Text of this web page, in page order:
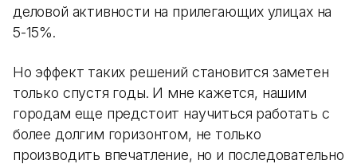
деловой активности на прилегающих улицах на
5-15%.
Но эффект таких решений становится заметен
только спустя годы. И мне кажется, нашим
городам еще предстоит научиться работать с
более долгим горизонтом, не только
производить впечатление, но и последовательно